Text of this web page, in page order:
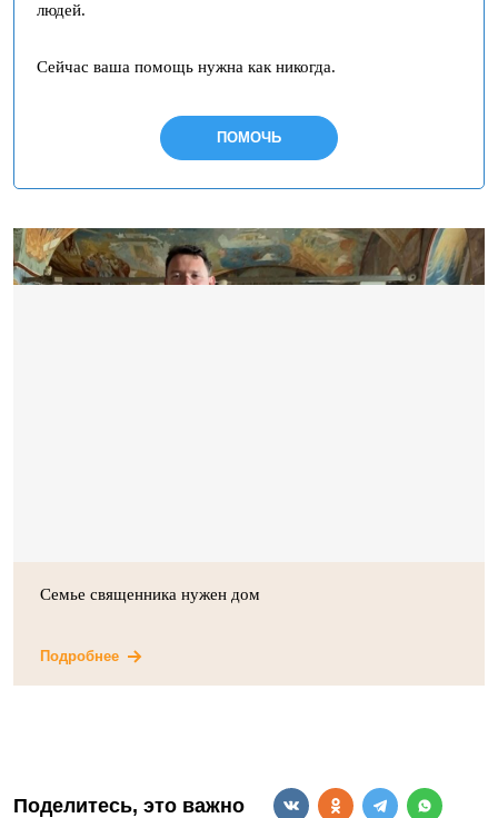
людей.
Сейчас ваша помощь нужна как никогда.
ПОМОЧЬ
Семье священника нужен дом
Подробнее
Поделитесь, это важно